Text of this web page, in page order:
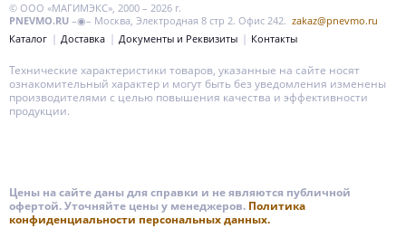
© ООО «МАГИМЭКС», 2000 – 2026 г.
PNEVMO.RU –◉– Москва, Электродная 8 стр 2. Офис 242. zakaz@pnevmo.ru
Каталог
Доставка Документы и Реквизиты Контакты
Технические характеристики товаров, указанные на сайте носят
ознакомительный характер и могут быть без уведомления изменены
производителями с целью повышения качества и эффективности
продукции.
Цены на сайте даны для справки и не являются публичной
офертой. Уточняйте цены у менеджеров. Политика
конфиденциальности персональных данных.